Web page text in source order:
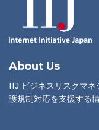
About Us
IIJ ビジネスリスクマ
護規制対応を支援する